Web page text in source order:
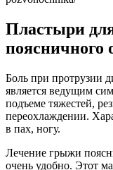
Пластыри
поясничного
Боль при протрузии
является ведущим
подъеме тяжестей,
переохлаждении.
в пах, ногу.
Лечение грыжи
очень удобно. Этот